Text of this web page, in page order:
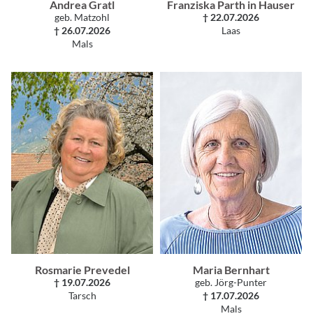
Andrea Gratl
geb. Matzohl
† 26.07.2026
Mals
Franziska Parth in Hauser
† 22.07.2026
Laas
Rosmarie Prevedel
† 19.07.2026
Tarsch
Maria Bernhart
geb. Jörg-Punter
† 17.07.2026
Mals